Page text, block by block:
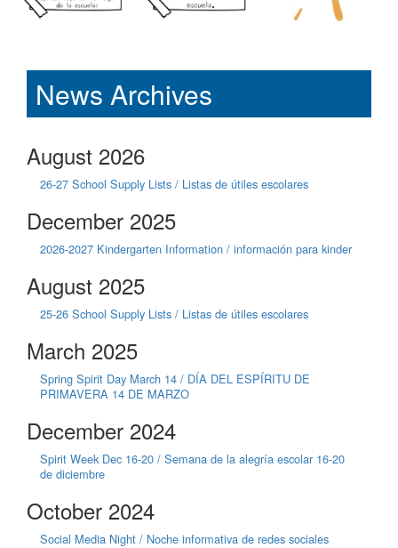
News Archives
August 2026
26-27 School Supply Lists / Listas de útiles escolares
December 2025
2026-2027 Kindergarten Information / información para kinder
August 2025
25-26 School Supply Lists / Listas de útiles escolares
March 2025
Spring Spirit Day March 14 / DÍA DEL ESPÍRITU DE
PRIMAVERA 14 DE MARZO
December 2024
Spirit Week Dec 16-20 / Semana de la alegría escolar 16-20
de diciembre
October 2024
Social Media Night / Noche informativa de redes sociales